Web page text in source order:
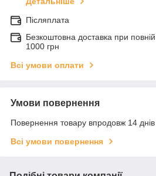
Післяплата
Безкоштовна доставка при
1000 грн
Всі умови оплати
Умови повернення
Повернення товару впродовж 14
Всі умови повернення